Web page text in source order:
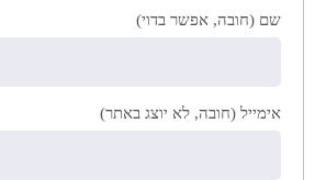
שם (חובה, אפשר בדוי)
אימייל (חובה, לא יוצג באתר)